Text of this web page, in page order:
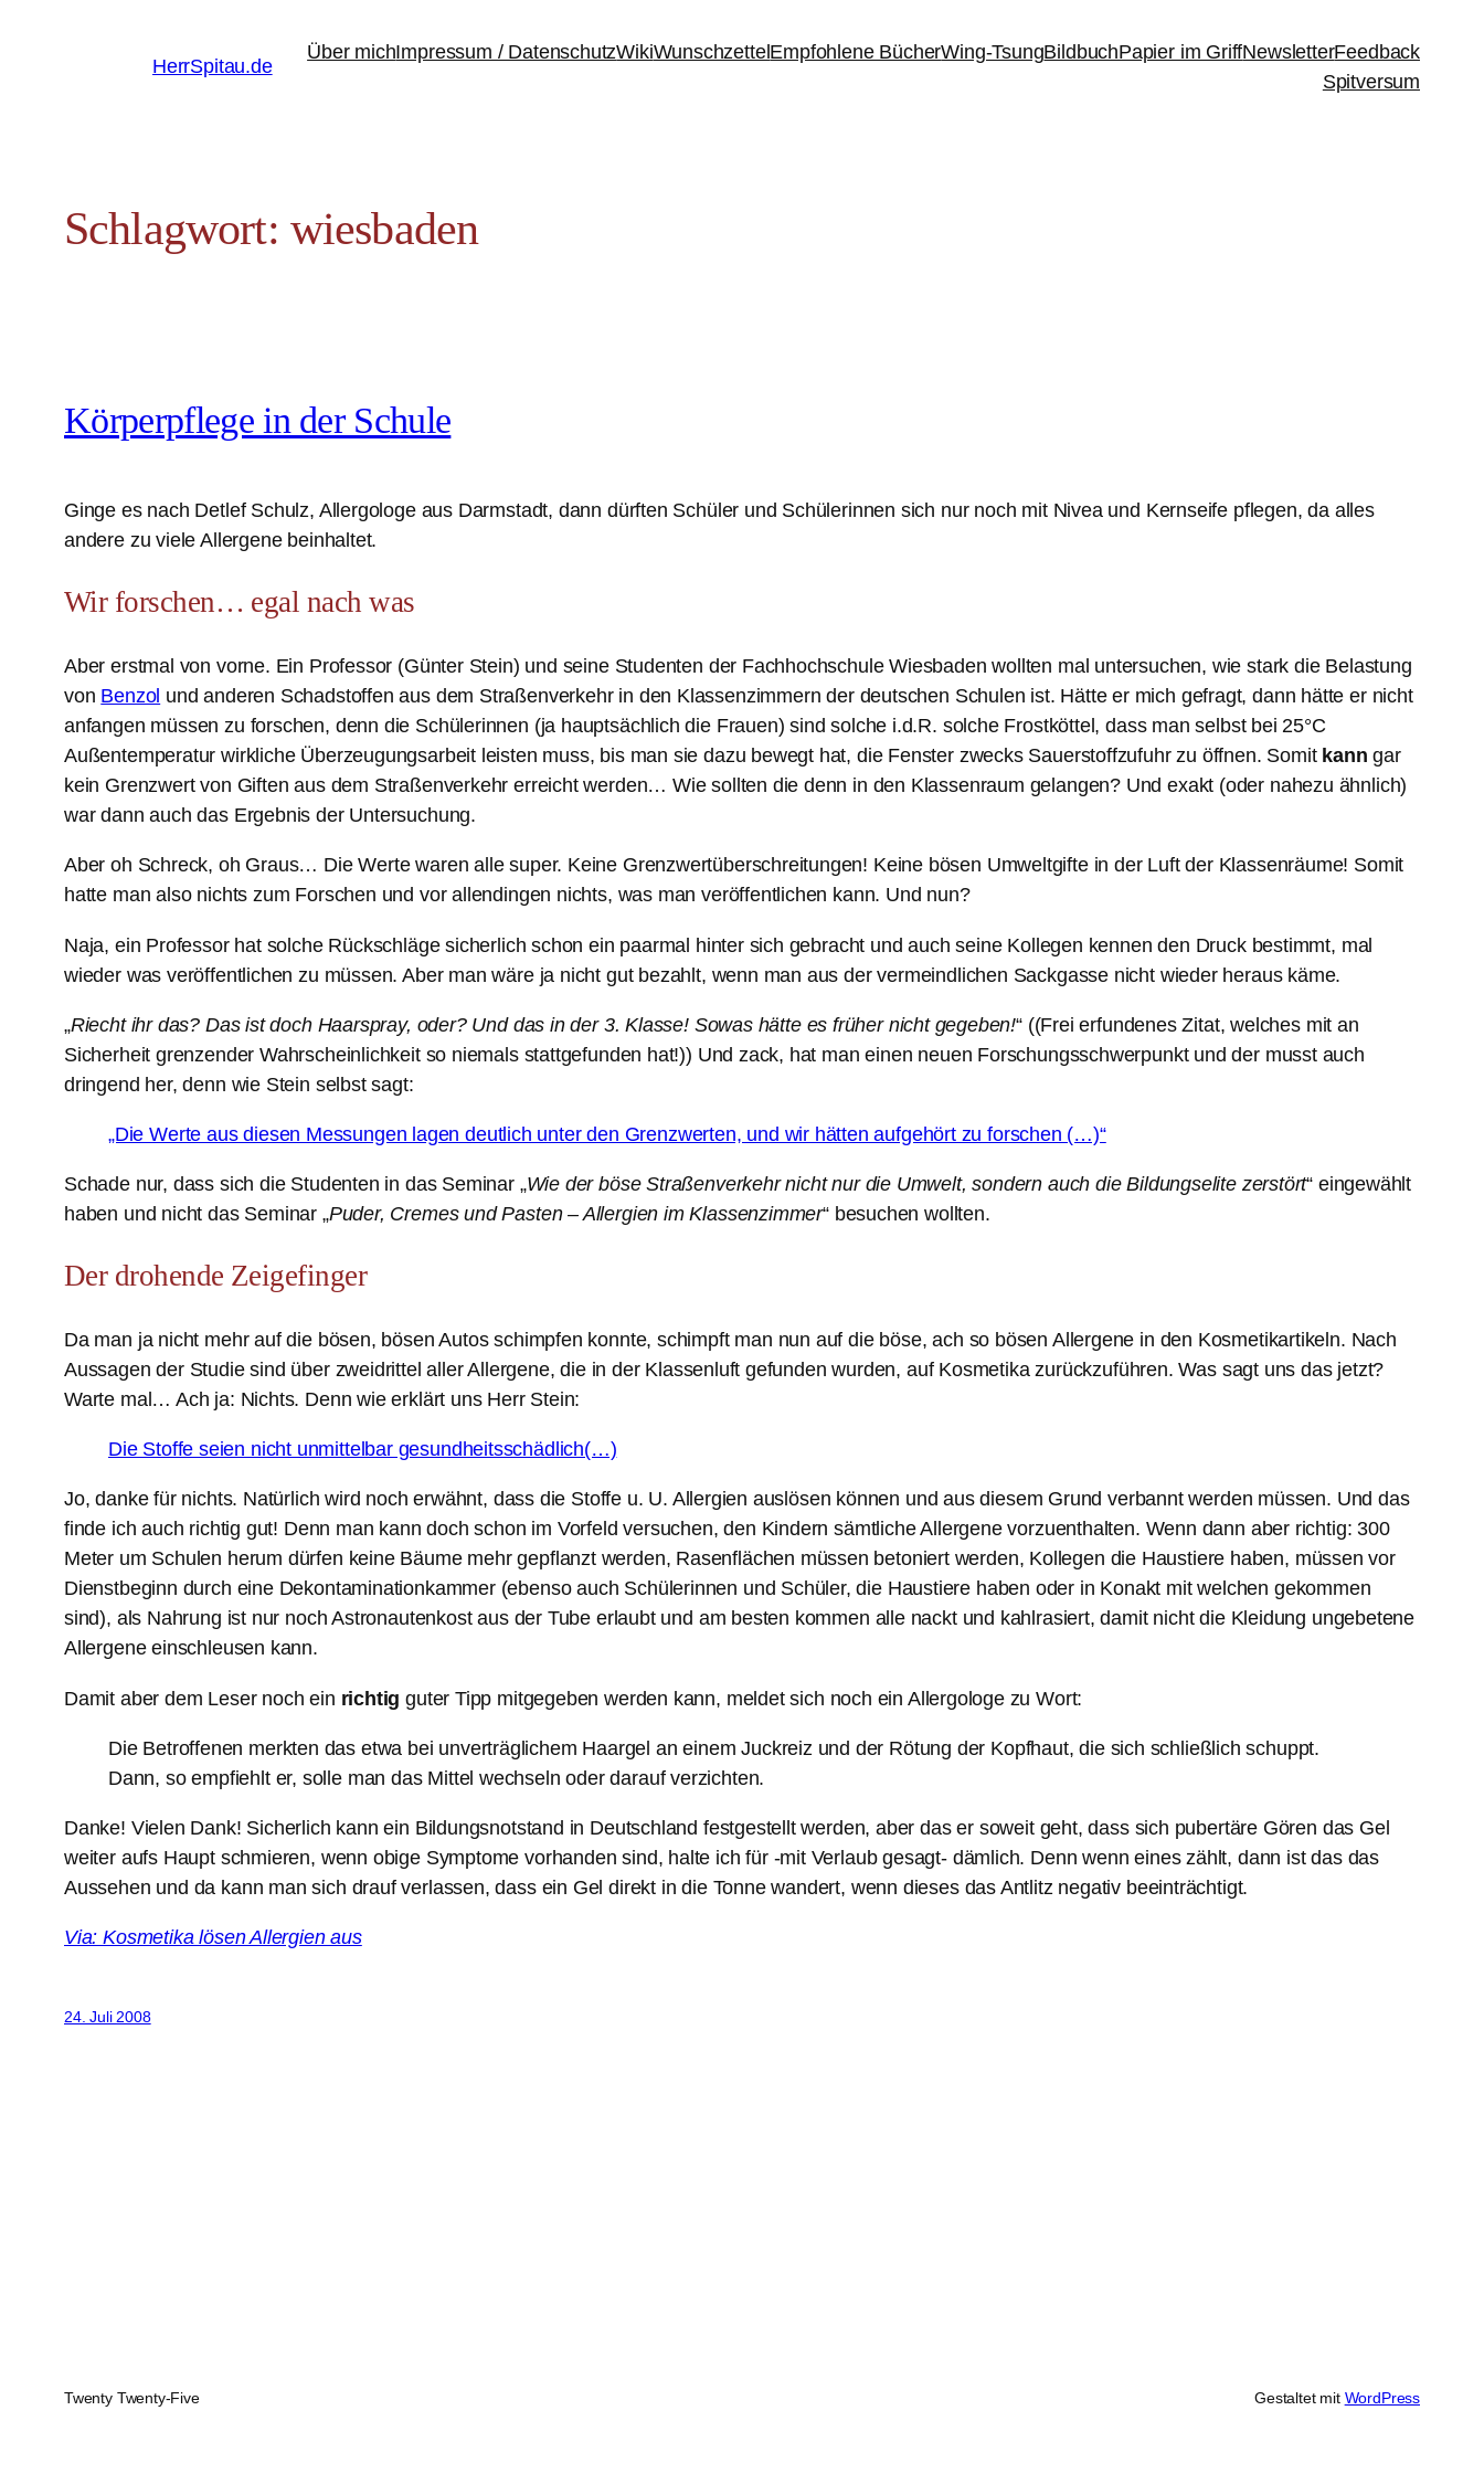
HerrSpitau.de
Über michImpressum / DatenschutzWikiWunschzettelEmpfohlene BücherWing-TsungBildbuchPapier im GriffNewsletterFeedback
Spitversum
Schlagwort: wiesbaden
Körperpflege in der Schule
Ginge es nach Detlef Schulz, Allergologe aus Darmstadt, dann dürften Schüler und Schülerinnen sich nur noch mit Nivea und Kernseife pflegen, da alles
andere zu viele Allergene beinhaltet.
Wir forschen… egal nach was
Aber erstmal von vorne. Ein Professor (Günter Stein) und seine Studenten der Fachhochschule Wiesbaden wollten mal untersuchen, wie stark die Belastung
von Benzol und anderen Schadstoffen aus dem Straßenverkehr in den Klassenzimmern der deutschen Schulen ist. Hätte er mich gefragt, dann hätte er nicht
anfangen müssen zu forschen, denn die Schülerinnen (ja hauptsächlich die Frauen) sind solche i.d.R. solche Frostköttel, dass man selbst bei 25°C
Außentemperatur wirkliche Überzeugungsarbeit leisten muss, bis man sie dazu bewegt hat, die Fenster zwecks Sauerstoffzufuhr zu öffnen. Somit kanngar
kein Grenzwert von Giften aus dem Straßenverkehr erreicht werden… Wie sollten die denn in den Klassenraum gelangen? Und exakt (oder nahezu ähnlich)
war dann auch das Ergebnis der Untersuchung.
Aber oh Schreck, oh Graus… Die Werte waren alle super. Keine Grenzwertüberschreitungen! Keine bösen Umweltgifte in der Luft der Klassenräume! Somit
hatte man also nichts zum Forschen und vor allendingen nichts, was man veröffentlichen kann. Und nun?
Naja, ein Professor hat solche Rückschläge sicherlich schon ein paarmal hinter sich gebracht und auch seine Kollegen kennen den Druck bestimmt, mal
wieder was veröffentlichen zu müssen. Aber man wäre ja nicht gut bezahlt, wenn man aus der vermeindlichen Sackgasse nicht wieder heraus käme.
„Riecht ihr das? Das ist doch Haarspray, oder? Und das in der 3. Klasse! Sowas hätte es früher nicht gegeben!“ ((Frei erfundenes Zitat, welches mit an
Sicherheit grenzender Wahrscheinlichkeit so niemals stattgefunden hat!)) Und zack, hat man einen neuen Forschungsschwerpunkt und der musst auch
dringend her, denn wie Stein selbst sagt:
„Die Werte aus diesen Messungen lagen deutlich unter den Grenzwerten, und wir hätten aufgehört zu forschen (…)“
Schade nur, dass sich die Studenten in das Seminar „Wie der böse Straßenverkehr nicht nur die Umwelt, sondern auch die Bildungselite zerstört“ eingewählt
haben und nicht das Seminar „Puder, Cremes und Pasten – Allergien im Klassenzimmer“ besuchen wollten.
Der drohende Zeigefinger
Da man ja nicht mehr auf die bösen, bösen Autos schimpfen konnte, schimpft man nun auf die böse, ach so bösen Allergene in den Kosmetikartikeln. Nach
Aussagen der Studie sind über zweidrittel aller Allergene, die in der Klassenluft gefunden wurden, auf Kosmetika zurückzuführen. Was sagt uns das jetzt?
Warte mal… Ach ja: Nichts. Denn wie erklärt uns Herr Stein:
Die Stoffe seien nicht unmittelbar gesundheitsschädlich(…)
Jo, danke für nichts. Natürlich wird noch erwähnt, dass die Stoffe u. U. Allergien auslösen können und aus diesem Grund verbannt werden müssen. Und das
finde ich auch richtig gut! Denn man kann doch schon im Vorfeld versuchen, den Kindern sämtliche Allergene vorzuenthalten. Wenn dann aber richtig: 300
Meter um Schulen herum dürfen keine Bäume mehr gepflanzt werden, Rasenflächen müssen betoniert werden, Kollegen die Haustiere haben, müssen vor
Dienstbeginn durch eine Dekontaminationkammer (ebenso auch Schülerinnen und Schüler, die Haustiere haben oder in Konakt mit welchen gekommen
sind), als Nahrung ist nur noch Astronautenkost aus der Tube erlaubt und am besten kommen alle nackt und kahlrasiert, damit nicht die Kleidung ungebetene
Allergene einschleusen kann.
Damit aber dem Leser noch ein richtig guter Tipp mitgegeben werden kann, meldet sich noch ein Allergologe zu Wort:
Die Betroffenen merkten das etwa bei unverträglichem Haargel an einem Juckreiz und der Rötung der Kopfhaut, die sich schließlich schuppt.
Dann, so empfiehlt er, solle man das Mittel wechseln oder darauf verzichten.
Danke! Vielen Dank! Sicherlich kann ein Bildungsnotstand in Deutschland festgestellt werden, aber das er soweit geht, dass sich pubertäre Gören das Gel
weiter aufs Haupt schmieren, wenn obige Symptome vorhanden sind, halte ich für -mit Verlaub gesagt- dämlich. Denn wenn eines zählt, dann ist das das
Aussehen und da kann man sich drauf verlassen, dass ein Gel direkt in die Tonne wandert, wenn dieses das Antlitz negativ beeinträchtigt.
Via: Kosmetika lösen Allergien aus
24. Juli 2008
Twenty Twenty-Five Gestaltet mit WordPress